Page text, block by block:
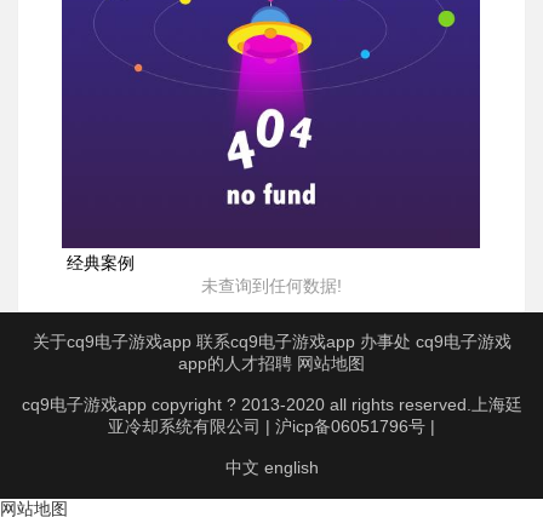
经典案例
未查询到任何数据!
关于cq9电子游戏app 联系cq9电子游戏app 办事处 cq9电子游戏
app的人才招聘 网站地图
cq9电子游戏app copyright ? 2013-2020 all rights reserved.上海廷
亚冷却系统有限公司 | 沪icp备06051796号 |
中文 english
网站地图